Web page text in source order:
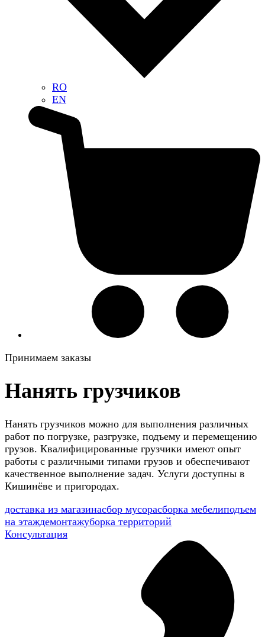
RO
EN
Принимаем заказы
Нанять грузчиков
Нанять грузчиков можно для выполнения различных
работ по погрузке, разгрузке, подъему и перемещению
грузов. Квалифицированные грузчики имеют опыт
работы с различными типами грузов и обеспечивают
качественное выполнение задач. Услуги доступны в
Кишинёве и пригородах.
доставка из магазинасбор мусорасборка мебелиподъем
на этаждемонтажуборка территорий
Консультация